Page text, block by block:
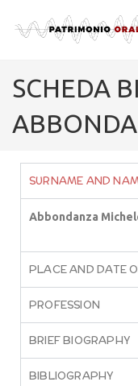
SCHEDA
SURNAME AND
Abbondanza
PLACE AND DATE
PROFESSION
BRIEF BIOGRAPHY
BIBLIOGRAPHY